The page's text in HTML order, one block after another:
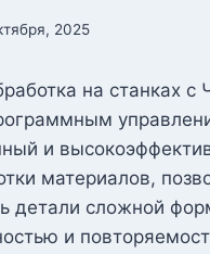
2025
на станках с
и
материалов,
детали сложной
и